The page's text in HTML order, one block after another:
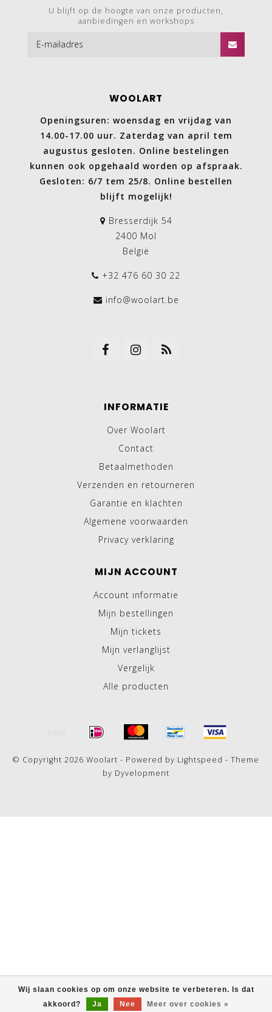
Wij slaan cookies op om onze website te verbeteren. Is dat
akkoord?
Ja Nee Meer over cookies »
U blijft op de hoogte van onze producten,
aanbiedingen en workshops
WOOLART
Openingsuren: woensdag en vrijdag van
14.00-17.00 uur. Zaterdag van april tem
augustus gesloten. Online bestelingen
kunnen ook opgehaald worden op afspraak.
Gesloten: 6/7 tem 25/8. Online bestellen
blijft mogelijk!
Bresserdijk 54
2400 Mol
België
+32 476 60 30 22
info@woolart.be
INFORMATIE
Over Woolart
Contact
Betaalmethoden
Verzenden en retourneren
Garantie en klachten
Algemene voorwaarden
Privacy verklaring
MIJN ACCOUNT
Account informatie
Mijn bestellingen
Mijn tickets
Mijn verlanglijst
Vergelijk
Alle producten
© Copyright 2026 Woolart - Powered by Lightspeed - Theme
by Dyvelopment